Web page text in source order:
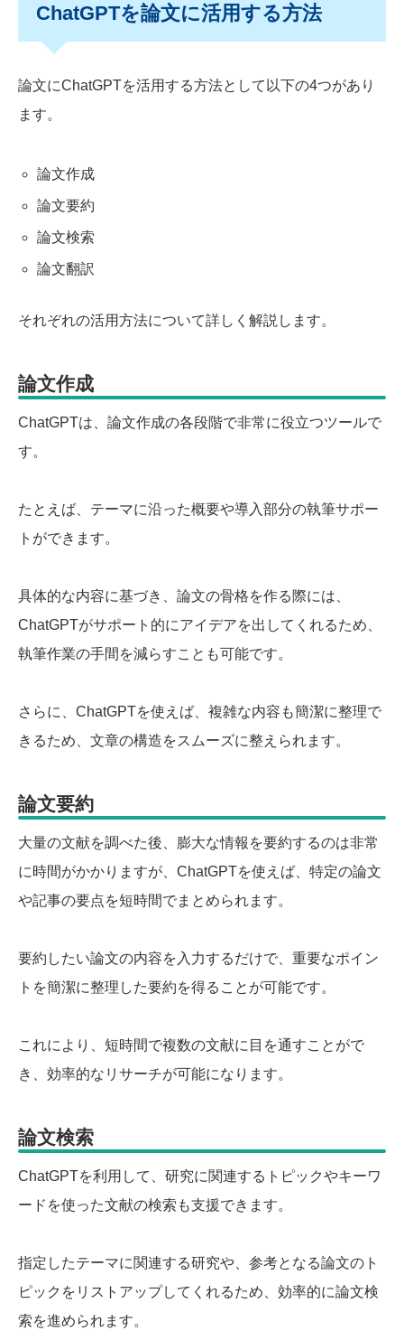
ChatGPTを論文に活用する方法
論文にChatGPTを活用する方法として以下の4つがあり
ます。
論文作成
論文要約
論文検索
論文翻訳
それぞれの活用方法について詳しく解説します。
論文作成
ChatGPTは、論文作成の各段階で非常に役立つツールで
す。
たとえば、テーマに沿った概要や導入部分の執筆サポー
トができます。
具体的な内容に基づき、論文の骨格を作る際には、
ChatGPTがサポート的にアイデアを出してくれるため、
執筆作業の手間を減らすことも可能です。
さらに、ChatGPTを使えば、複雑な内容も簡潔に整理で
きるため、文章の構造をスムーズに整えられます。
論文要約
大量の文献を調べた後、膨大な情報を要約するのは非常
に時間がかかりますが、ChatGPTを使えば、特定の論文
や記事の要点を短時間でまとめられます。
要約したい論文の内容を入力するだけで、重要なポイン
トを簡潔に整理した要約を得ることが可能です。
これにより、短時間で複数の文献に目を通すことがで
き、効率的なリサーチが可能になります。
論文検索
ChatGPTを利用して、研究に関連するトピックやキーワ
ードを使った文献の検索も支援できます。
指定したテーマに関連する研究や、参考となる論文のト
ピックをリストアップしてくれるため、効率的に論文検
索を進められます。